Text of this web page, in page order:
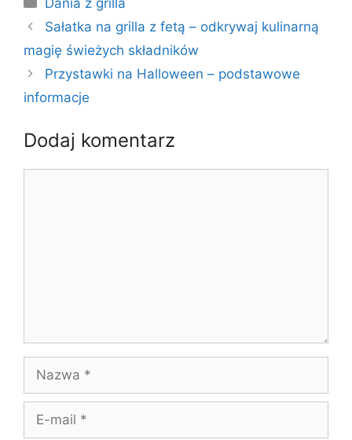
Dania z grilla
Sałatka na grilla z fetą – odkrywaj kulinarną
magię świeżych składników
Przystawki na Halloween – podstawowe
informacje
Dodaj komentarz
mail